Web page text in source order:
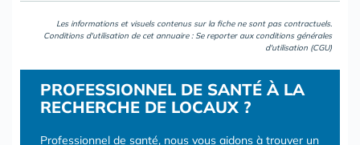
Les informations et visuels contenus sur la fiche ne sont pas contractuels.
Conditions d'utilisation de cet annuaire : Se reporter aux conditions générales
d'utilisation (CGU)
PROFESSIONNEL DE SANTÉ À LA
RECHERCHE DE LOCAUX ?
Professionnel de santé, nous vous aidons à trouver un